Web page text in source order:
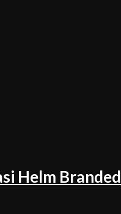
Helm Branded